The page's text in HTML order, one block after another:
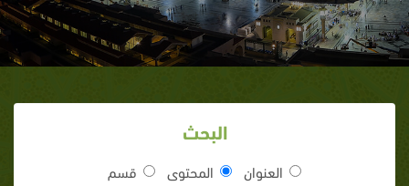
البحث
العنوان المحتوى قسم